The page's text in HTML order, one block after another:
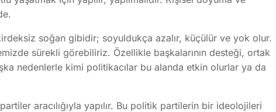
soğan gibidir; soyuldukça azalır, küçülür ve yok olur.
sürekli görebiliriz. Özellikle başkalarının desteği, ortak
nedenlerle kimi politikacılar bu alanda etkin olurlar ya da
aracılığıyla yapılır. Bu politik partilerin bir ideolojileri